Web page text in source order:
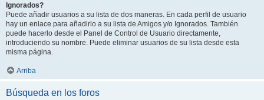
Ignorados?
Puede añadir usuarios a su lista de dos maneras. En cada perfil de usuario
hay un enlace para añadirlo a su lista de Amigos y/o Ignorados. También
puede hacerlo desde el Panel de Control de Usuario directamente,
introduciendo su nombre. Puede eliminar usuarios de su lista desde esta
misma página.
Arriba
Búsqueda en los foros